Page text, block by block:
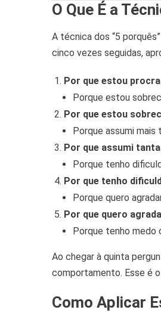
O Que É a
A técnica dos “5
cinco vezes seguidas,
Por que estou
Porque estou
Por que estou
Porque assumi
Por que assumi
Porque tenho
Por que tenho
Porque quero
Por que quero
Porque tenho medo
Ao chegar à quinta
comportamento. Esse é
Como Aplicar